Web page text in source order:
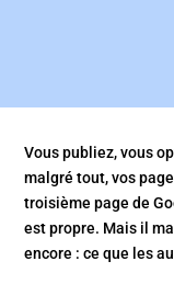
Vous publiez, vous
malgré tout, vos
troisième page de
est propre. Mais il
encore : ce que les